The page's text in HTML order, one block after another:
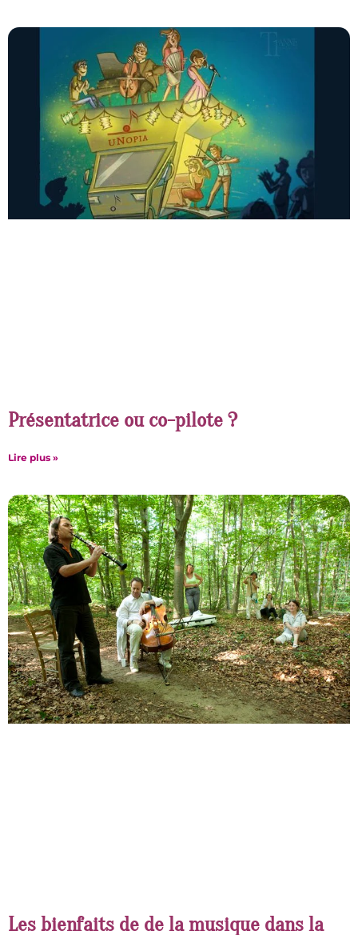
Présentatrice ou co-pilote ?
Lire plus »
Les bienfaits de de la musique dans la